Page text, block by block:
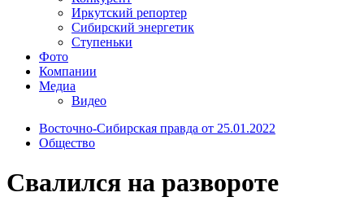
Иркутский репортер
Сибирский энергетик
Ступеньки
Фото
Компании
Медиа
Видео
Восточно-Сибирская правда от 25.01.2022
Общество
Свалился на развороте